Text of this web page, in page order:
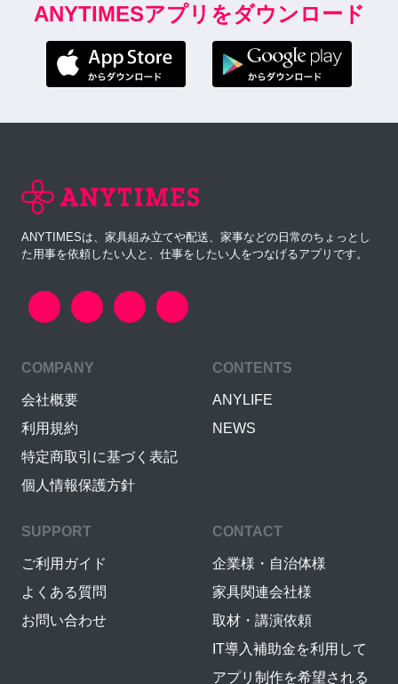
ANYTIMESアプリをダウンロード
ANYTIMESは、家具組み立てや配送、家事などの日常のちょっとし
た用事を依頼したい人と、仕事をしたい人をつなげるアプリです。
COMPANY
会社概要
利用規約
特定商取引に基づく表記
個人情報保護方針
CONTENTS
ANYLIFE
NEWS
SUPPORT
ご利用ガイド
よくある質問
お問い合わせ
CONTACT
企業様・自治体様
家具関連会社様
取材・講演依頼
IT導入補助金を利用して
アプリ制作を希望される